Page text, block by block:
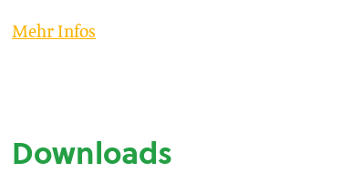
Mehr Infos
Downloads